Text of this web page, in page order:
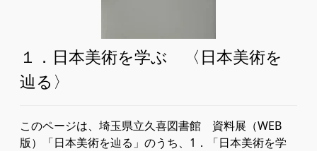
１．日本美術を学ぶ 〈日本美術を
辿る〉
このページは、埼玉県立久喜図書館 資料展（WEB
版）「日本美術を辿る」のうち、1．「日本美術を学